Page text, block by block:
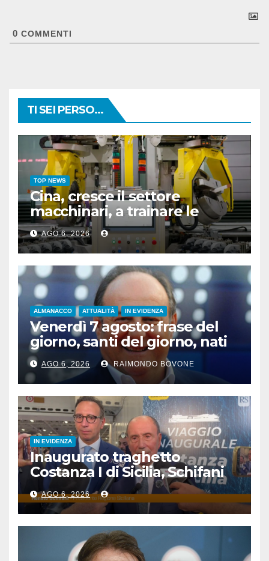
0 COMMENTI
TI SEI PERSO...
TOP NEWS
Cina, cresce il settore
macchinari, a trainare le
“attrezzature intelligenti”
AGO 6, 2026
ALMANACCO ATTUALITÀ IN EVIDENZA
Venerdì 7 agosto: frase del
giorno, santi del giorno, nati
famosi, accadde oggi
AGO 6, 2026 RAIMONDO BOVONE
IN EVIDENZA
Inaugurato traghetto
Costanza I di Sicilia, Schifani
“Mantenuto impegni presi”
AGO 6, 2026